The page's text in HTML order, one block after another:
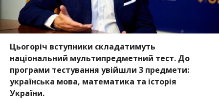
Цьогоріч вступники складатимуть
національний мультипредметний тест. До
програми тестування увійшли 3 предмети:
українська мова, математика та історія
України.